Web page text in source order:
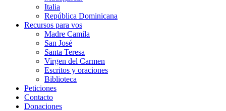
Italia
República Dominicana
Recursos para vos
Madre Camila
San José
Santa Teresa
Virgen del Carmen
Escritos y oraciones
Biblioteca
Peticiones
Contacto
Donaciones